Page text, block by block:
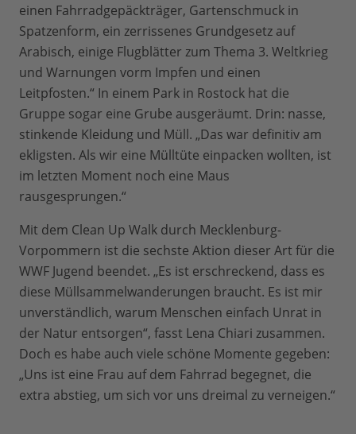
einen Fahrradgepäckträger, Gartenschmuck in
Spatzenform, ein zerrissenes Grundgesetz auf
Arabisch, einige Flugblätter zum Thema 3. Weltkrieg
und Warnungen vorm Impfen und einen
Leitpfosten.“ In einem Park in Rostock hat die
Gruppe sogar eine Grube ausgeräumt. Drin: nasse,
stinkende Kleidung und Müll. „Das war definitiv am
ekligsten. Als wir eine Mülltüte einpacken wollten, ist
im letzten Moment noch eine Maus
rausgesprungen.“
Mit dem Clean Up Walk durch Mecklenburg-
Vorpommern ist die sechste Aktion dieser Art für die
WWF Jugend beendet. „Es ist erschreckend, dass es
diese Müllsammelwanderungen braucht. Es ist mir
unverständlich, warum Menschen einfach Unrat in
der Natur entsorgen“, fasst Lena Chiari zusammen.
Doch es habe auch viele schöne Momente gegeben:
„Uns ist eine Frau auf dem Fahrrad begegnet, die
extra abstieg, um sich vor uns dreimal zu verneigen.“